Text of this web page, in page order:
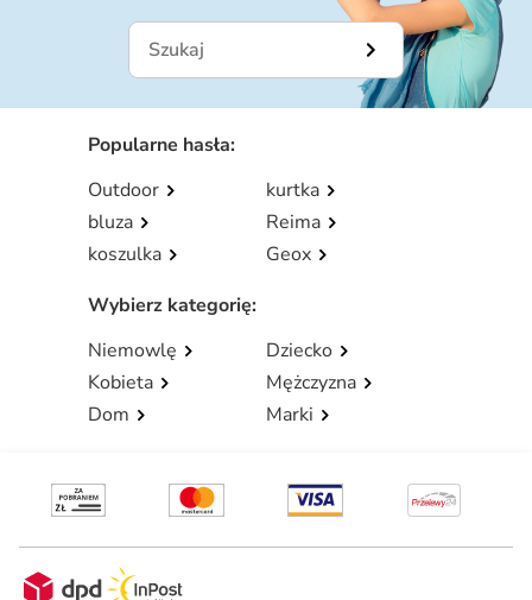
Popularne hasła:
Outdoor
kurtka
bluza
Reima
koszulka
Geox
Wybierz kategorię:
Niemowlę
Dziecko
Kobieta
Mężczyzna
Dom
Marki